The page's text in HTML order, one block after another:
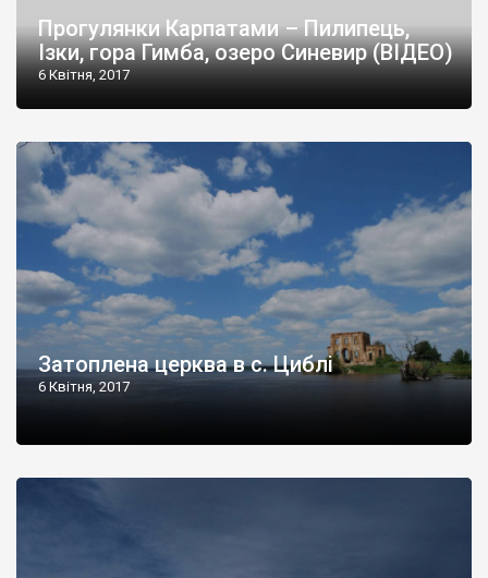
Прогулянки Карпатами – Пилипець,
Ізки, гора Гимба, озеро Синевир (ВІДЕО)
6 Квітня, 2017
Затоплена церква в с. Циблі
6 Квітня, 2017